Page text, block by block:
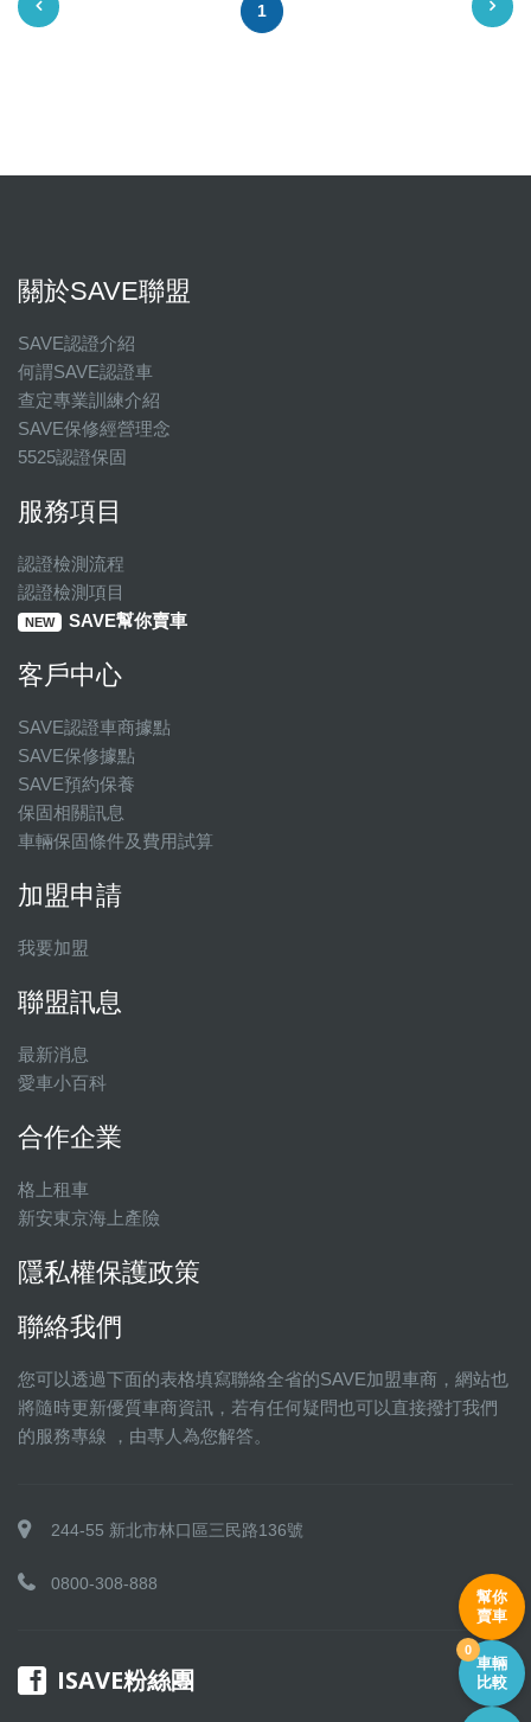
1
關於SAVE聯盟
SAVE認證介紹
何謂SAVE認證車
查定專業訓練介紹
SAVE保修經營理念
5525認證保固
服務項目
認證檢測流程
認證檢測項目
NEW SAVE幫你賣車
客戶中心
SAVE認證車商據點
SAVE保修據點
SAVE預約保養
保固相關訊息
車輛保固條件及費用試算
加盟申請
我要加盟
聯盟訊息
最新消息
愛車小百科
合作企業
格上租車
新安東京海上產險
隱私權保護政策
聯絡我們
您可以透過下面的表格填寫聯絡全省的SAVE加盟車商，網站也
將隨時更新優質車商資訊，若有任何疑問也可以直接撥打我們
的服務專線 ，由專人為您解答。
244-55 新北市林口區三民路136號
0800-308-888
ISAVE粉絲團
幫你
賣車
車輛
比較
0